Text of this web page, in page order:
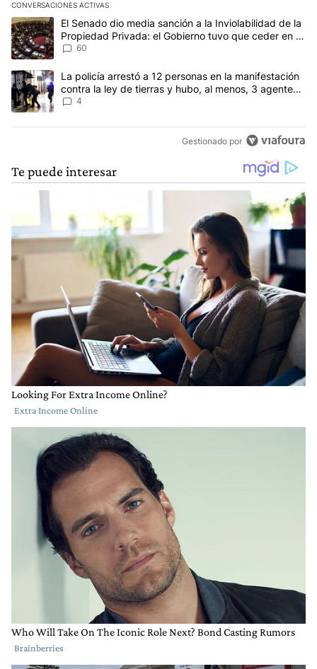
CONVERSACIONES ACTIVAS
Este listado muestra los artículos con más comentarios en los
Un artículo de tendencia con el título "El Senado dio media
El Senado dio media sanción a la Inviolabilidad de la
Propiedad Privada: el Gobierno tuvo que ceder en la
Ley del Manejo del Fuego
60
Un artículo de tendencia con el título "La policía arrestó a 12
La policía arrestó a 12 personas en la manifestación
contra la ley de tierras y hubo, al menos, 3 agentes
heridos
4
Gestionado por